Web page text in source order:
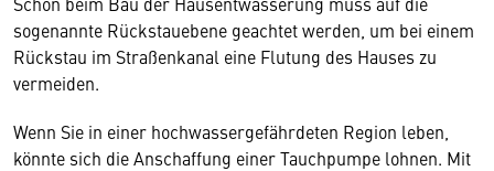
sogenannte Rückstauebene geachtet werden, um bei einem
Rückstau im Straßenkanal eine Flutung des Hauses zu
vermeiden.
Wenn Sie in einer hochwassergefährdeten Region leben,
könnte sich die Anschaffung einer Tauchpumpe lohnen. Mit